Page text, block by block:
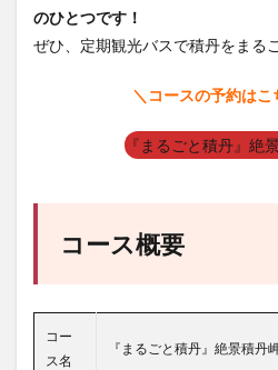
のひとつです！
ぜひ、定期観光バスで積丹をまる
＼コースの予約はこ
『まるごと積丹』絶
コース概要
コー
ス名
『まるごと積丹』絶景積丹